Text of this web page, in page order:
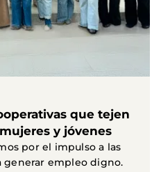
que tejen
y jóvenes
por el impulso a las
generar empleo digno.